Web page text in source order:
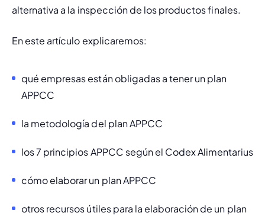
alternativa a la inspección de los productos finales.
En este artículo explicaremos:
qué empresas están obligadas a tener un plan
APPCC
la metodología del plan APPCC
los 7 principios APPCC según el Codex Alimentarius
cómo elaborar un plan APPCC
otros recursos útiles para la elaboración de un plan